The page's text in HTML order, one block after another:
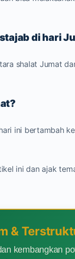
di hari
shalat Jumat
ini bertambah
ini dan ajak
&
kembangkan